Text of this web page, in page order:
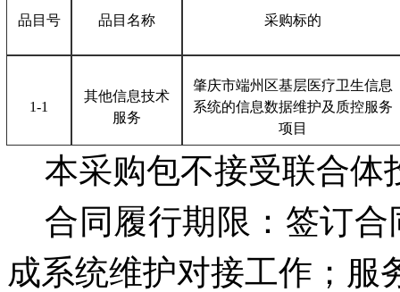
品目号 品目名称 采购标的
1-1
其他信息技术
服务
肇庆市端州区基层医疗卫生信息
系统的信息数据维护及质控服务
项目
本采购包不接受联合体
合同履行期限：签订合
成系统维护对接工作；服